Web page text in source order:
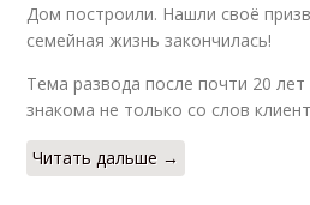
Дом построили. Нашли своё
семейная жизнь закончилась!
Тема развода после почти 20
знакома не только со слов
Читать дальше →